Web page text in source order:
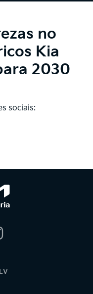
no
Kia
2030
sociais: